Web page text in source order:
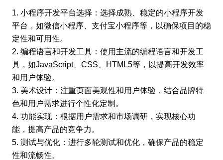
1. 小程序开发平台选择：选择成熟、稳定的小程序开发
平台，如微信小程序、支付宝小程序等，以确保项目的稳
定性和可用性。
2. 编程语言和开发工具：使用主流的编程语言和开发工
具，如JavaScript、CSS、HTML5等，以提高开发效率
和用户体验。
3. 美术设计：注重页面美观性和用户体验，结合品牌特
色和用户需求进行个性化定制。
4. 功能实现：根据用户需求和市场调研，实现核心功
能，提高产品的竞争力。
5. 测试与优化：进行多轮测试和优化，确保产品的稳定
性和流畅性。